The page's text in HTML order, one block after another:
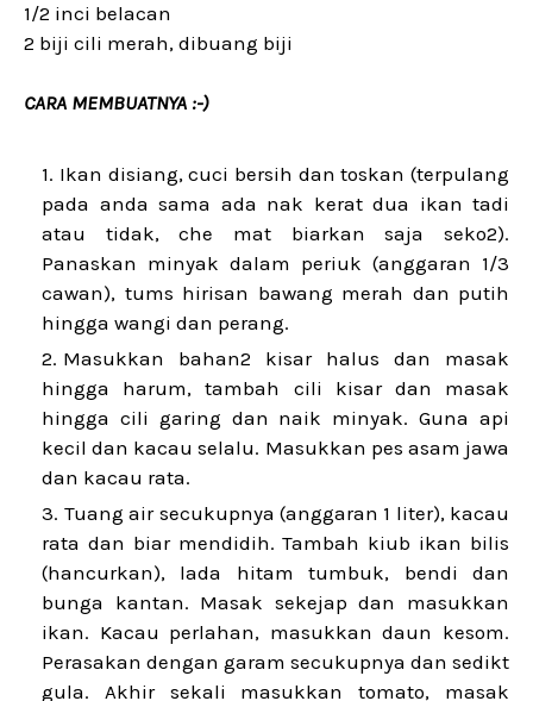
1/2 inci belacan
2 biji cili merah, dibuang biji
CARA MEMBUATNYA :-)
Ikan disiang, cuci bersih dan toskan (terpulang
pada anda sama ada nak kerat dua ikan tadi
atau tidak, che mat biarkan saja seko2).
Panaskan minyak dalam periuk (anggaran 1/3
cawan), tums hirisan bawang merah dan putih
hingga wangi dan perang.
Masukkan bahan2 kisar halus dan masak
hingga harum, tambah cili kisar dan masak
hingga cili garing dan naik minyak. Guna api
kecil dan kacau selalu. Masukkan pes asam jawa
dan kacau rata.
Tuang air secukupnya (anggaran 1 liter), kacau
rata dan biar mendidih. Tambah kiub ikan bilis
(hancurkan), lada hitam tumbuk, bendi dan
bunga kantan. Masak sekejap dan masukkan
ikan. Kacau perlahan, masukkan daun kesom.
Perasakan dengan garam secukupnya dan sedikt
gula. Akhir sekali masukkan tomato, masak